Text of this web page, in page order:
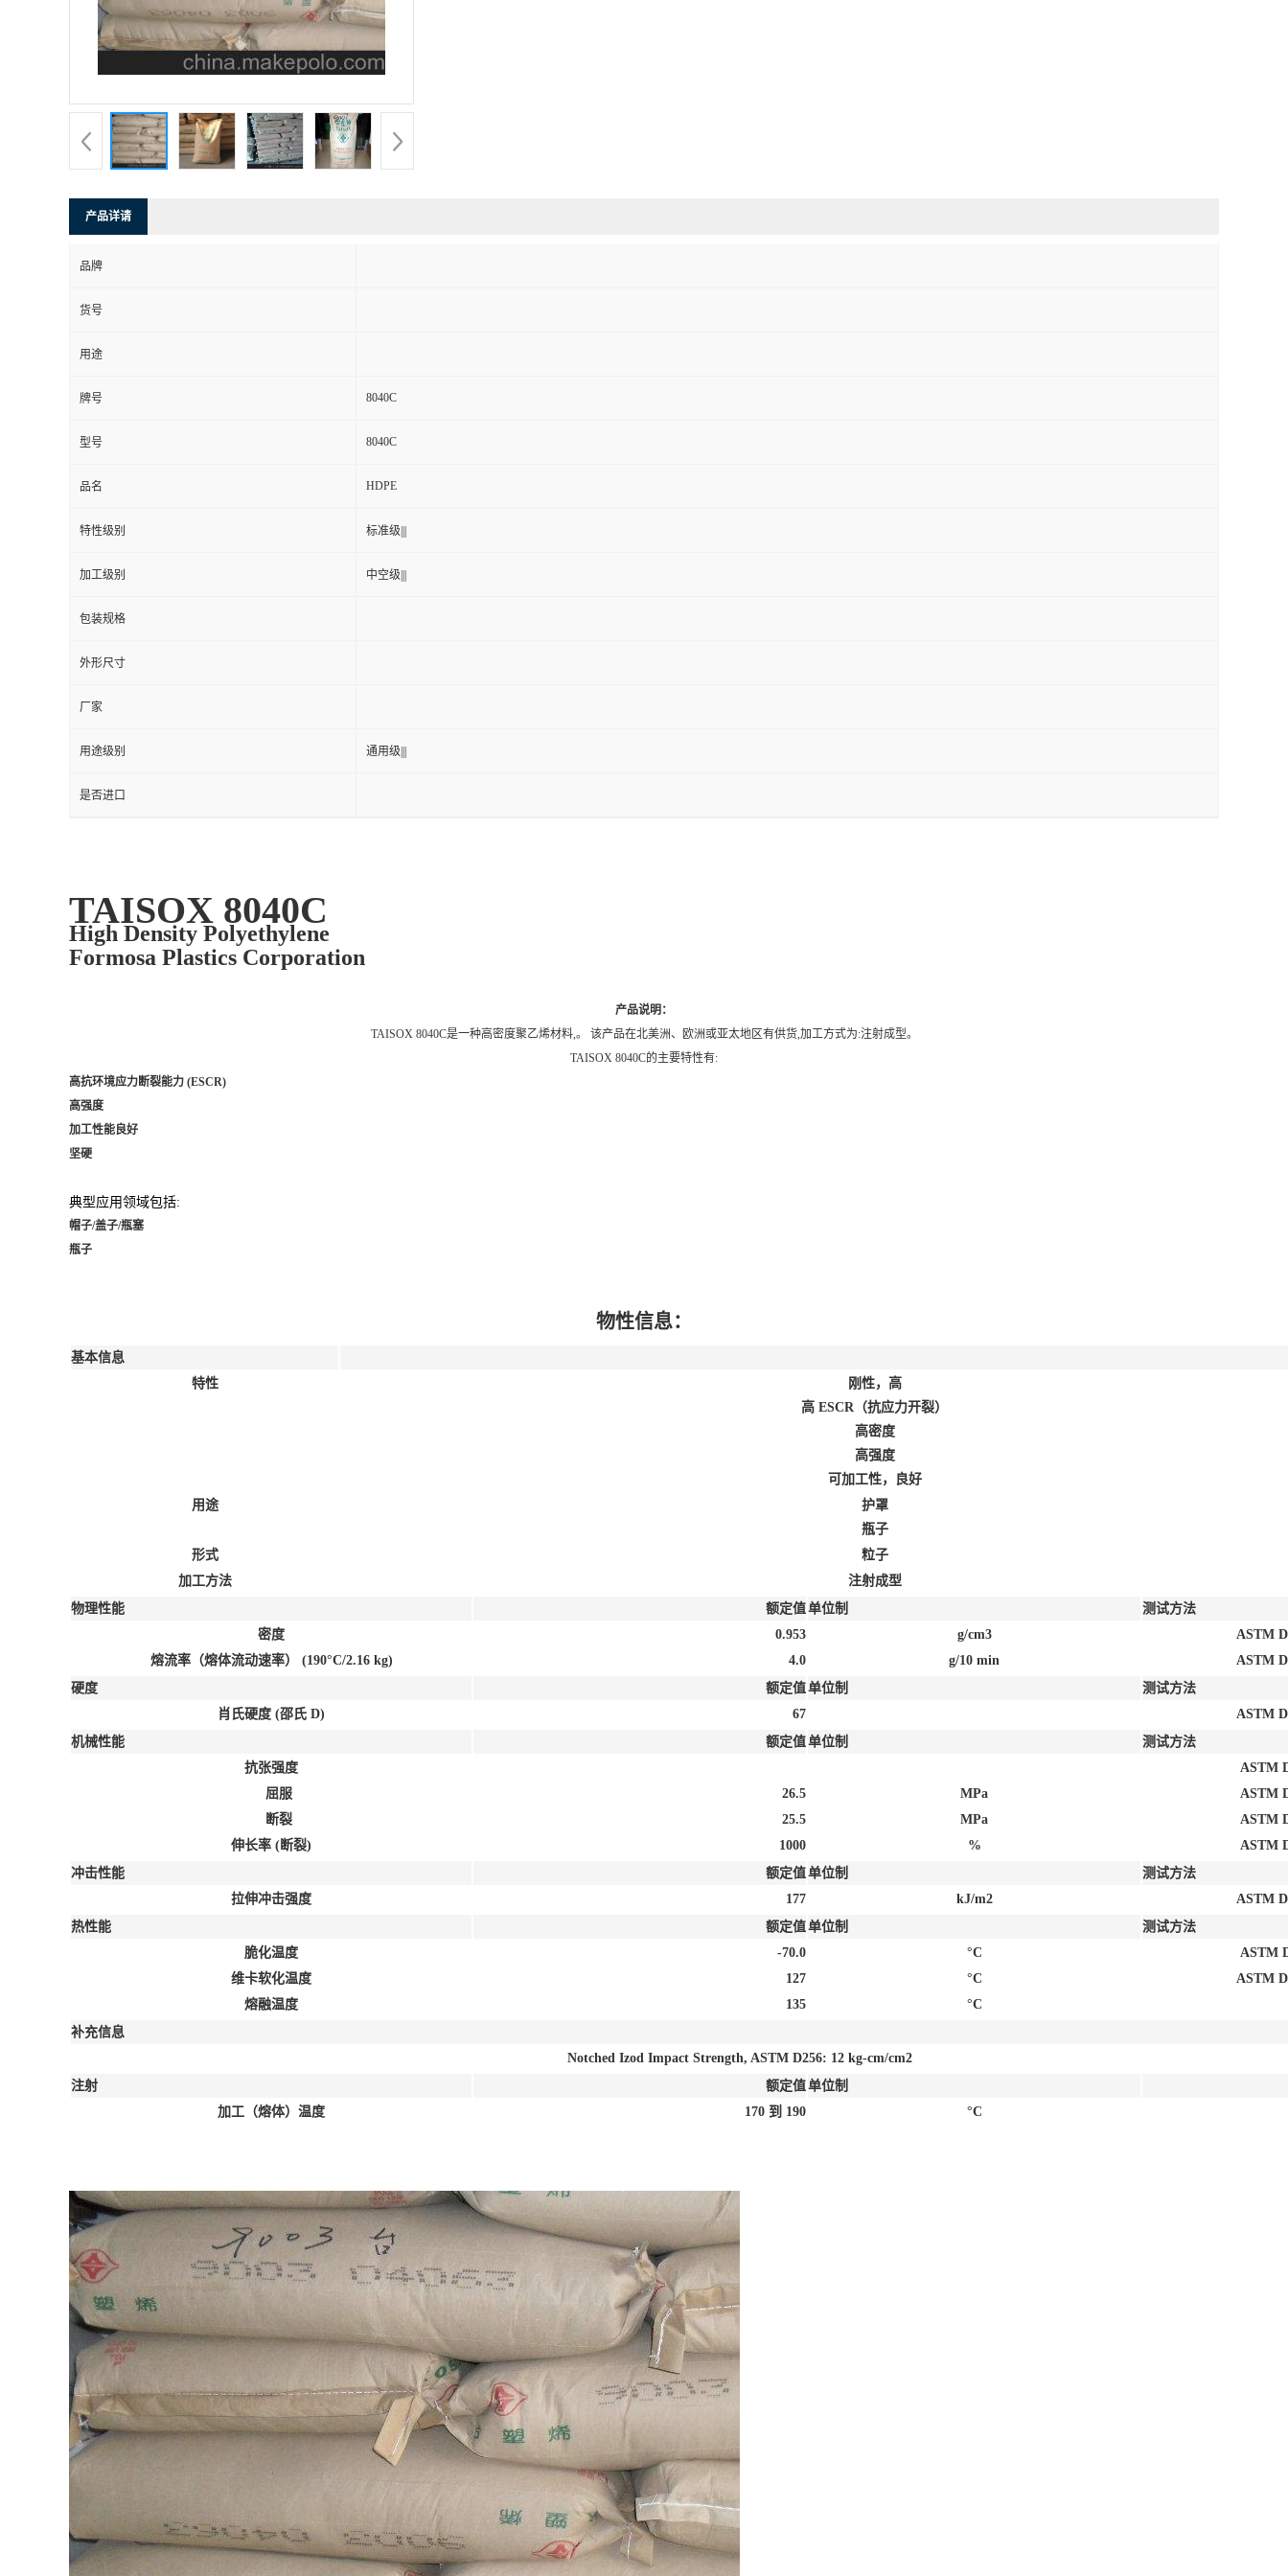
产品详请
品牌
货号
用途
牌号 8040C
型号 8040C
品名 HDPE
特性级别 标准级|||
加工级别 中空级|||
包装规格
外形尺寸
厂家
用途级别 通用级|||
是否进口
TAISOX 8040C
High Density Polyethylene
Formosa Plastics Corporation
产品说明：
TAISOX 8040C是一种高密度聚乙烯材料,。 该产品在北美洲、欧洲或亚太地区有供货,加工方式为:注射成型。
TAISOX 8040C的主要特性有:
高抗环境应力断裂能力 (ESCR)
高强度
加工性能良好
坚硬
典型应用领域包括:
帽子/盖子/瓶塞
瓶子
物性信息：
基本信息
特性
刚性，高
高 ESCR（抗应力开裂）
高密度
高强度
可加工性，良好
用途
护罩
瓶子
形式
粒子
加工方法
注射成型
物理性能
额定值单位制
测试方法
密度
0.953 g/cm3
ASTM
熔流率（熔体流动速率） (190°C/2.16 kg) 4.0 g/10 min
ASTM
硬度
额定值单位制
测试方法
肖氏硬度 (邵氏 D) 67
ASTM
机械性能
额定值单位制
测试方法
抗张强度
ASTM
屈服
26.5 MPa
ASTM
断裂
25.5 MPa
ASTM
伸长率 (断裂) 1000 %
ASTM
冲击性能
额定值单位制
测试方法
拉伸冲击强度
177 kJ/m2
ASTM
热性能
额定值单位制
测试方法
脆化温度
-70.0 °C
ASTM
维卡软化温度
127 °C
ASTM
熔融温度
135
°C
补充信息
Notched Izod Impact Strength, ASTM D256: 12 kg-cm/cm2
注射
额定值单位制
加工（熔体）温度
170 到 190 °C